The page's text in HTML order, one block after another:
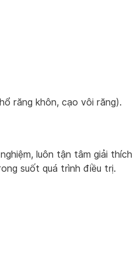
răng khôn, cạo vôi răng).
luôn tận tâm giải
suốt quá trình điều trị.